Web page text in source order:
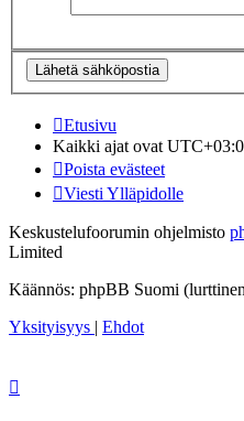
Etusivu
Kaikki ajat ovat
Poista evästeet
Viesti Ylläpidolle
Keskustelufoorumin ohjelmisto
Limited
Käännös: phpBB Suomi
Yksityisyys
Ehdot